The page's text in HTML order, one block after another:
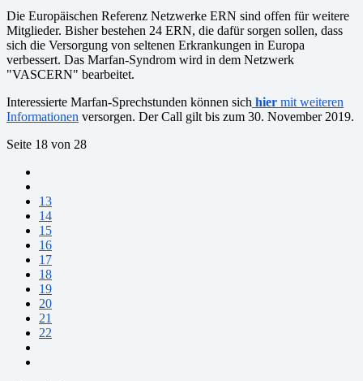
Die Europäischen Referenz Netzwerke ERN sind offen für weitere
Mitglieder. Bisher bestehen 24 ERN, die dafür sorgen sollen, dass
sich die Versorgung von seltenen Erkrankungen in Europa
verbessert. Das Marfan-Syndrom wird in dem Netzwerk
"VASCERN" bearbeitet.
Interessierte Marfan-Sprechstunden können sich hier mit weiteren
Informationen versorgen. Der Call gilt bis zum 30. November 2019.
Seite 18 von 28
13
14
15
16
17
18
19
20
21
22